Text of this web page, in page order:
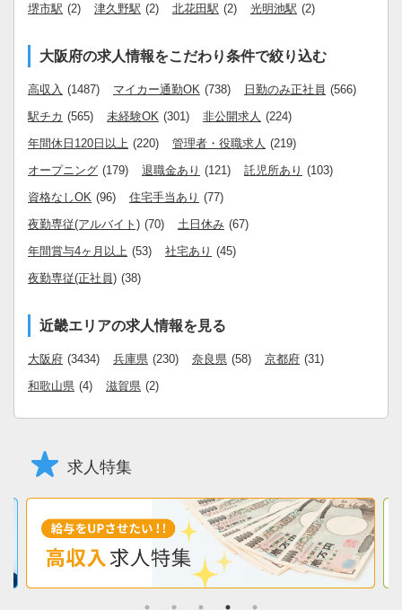
堺市駅 (2) 津久野駅 (2) 北花田駅 (2) 光明池駅 (2)
大阪府の求人情報をこだわり条件で絞り込む
高収入 (1487) マイカー通勤OK (738) 日勤のみ正社員 (566)
駅チカ (565) 未経験OK (301) 非公開求人 (224)
年間休日120日以上 (220) 管理者・役職求人 (219)
オープニング (179) 退職金あり (121) 託児所あり (103)
資格なしOK (96) 住宅手当あり (77)
夜勤専従(アルバイト) (70) 土日休み (67)
年間賞与4ヶ月以上 (53) 社宅あり (45)
夜勤専従(正社員) (38)
近畿エリアの求人情報を見る
大阪府 (3434) 兵庫県 (230) 奈良県 (58) 京都府 (31)
和歌山県 (4) 滋賀県 (2)
求人特集